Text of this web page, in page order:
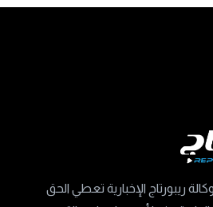
ريبورتاج الإخبارية تعطي الحق